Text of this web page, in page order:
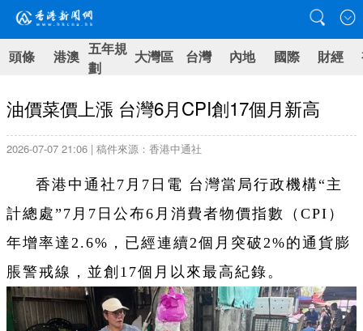
頭條 港澳 五年規
劃
大灣區 台灣 內地 國際 財經
油價菜價上漲 台灣6月CPI創17個月新高
2026-07-07 21:06 | 稿件來源：香港中通社
香港中通社7月7日電 台灣當局行政機構“主
計總處”7月7日公布6月消費者物價指數（CPI）
年增率達2.6%，已經連續2個月突破2%的通貨膨
脹警戒線，並創17個月以來最高紀錄。